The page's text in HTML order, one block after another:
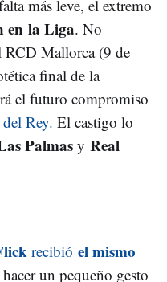
más leve, el extremo
en la Liga. No
RCD Mallorca (9 de
final de la
el futuro compromiso
Rey. El castigo lo
Palmas y Real
recibió el mismo
un pequeño gesto